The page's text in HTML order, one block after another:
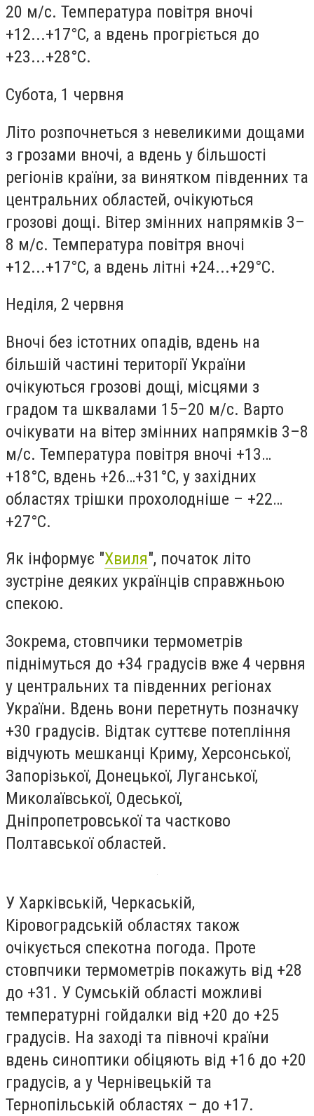
20 м/с. Температура повітря вночі
+12...+17°С, а вдень прогріється до
+23...+28°С.
Субота, 1 червня
Літо розпочнеться з невеликими дощами
з грозами вночі, а вдень у більшості
регіонів країни, за винятком південних та
центральних областей, очікуються
грозові дощі. Вітер змінних напрямків 3–
8 м/с. Температура повітря вночі
+12...+17°С, а вдень літні +24...+29°С.
Неділя, 2 червня
Вночі без істотних опадів, вдень на
більшій частині території України
очікуються грозові дощі, місцями з
градом та шквалами 15–20 м/с. Варто
очікувати на вітер змінних напрямків 3–8
м/с. Температура повітря вночі +13…
+18°С, вдень +26…+31°С, у західних
областях трішки прохолодніше – +22…
+27°С.
Як інформує "Хвиля", початок літо
зустріне деяких українців справжньою
спекою.
Зокрема, стовпчики термометрів
піднімуться до +34 градусів вже 4 червня
у центральних та південних регіонах
України. Вдень вони перетнуть позначку
+30 градусів. Відтак суттєве потепління
відчують мешканці Криму, Херсонської,
Запорізької, Донецької, Луганської,
Миколаївської, Одеської,
Дніпропетровської та частково
Полтавської областей.
У Харківській, Черкаській,
Кіровоградській областях також
очікується спекотна погода. Проте
стовпчики термометрів покажуть від +28
до +31. У Сумській області можливі
температурні гойдалки від +20 до +25
градусів. На заході та півночі країни
вдень синоптики обіцяють від +16 до +20
градусів, а у Чернівецькій та
Тернопільській областях – до +17.